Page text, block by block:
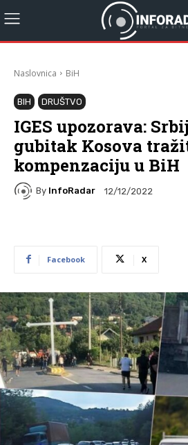
Naslovnica BiH
BIH DRUŠTVO
IGES upozorava:
gubitak Kosova
kompenzaciju u BiH
By InfoRadar 12/12/2022
Facebook X